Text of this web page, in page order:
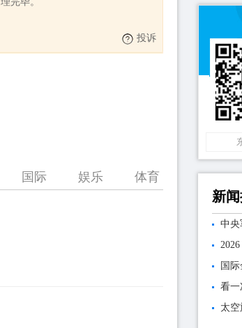
投诉
国际 娱乐 体育
新
中央
国
看一
太